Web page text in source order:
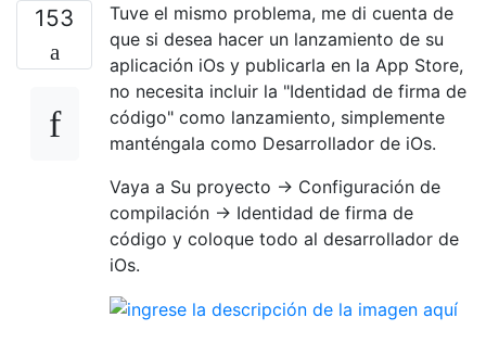
153
Tuve el mismo problema, me di cuenta de
que si desea hacer un lanzamiento de su
aplicación iOs y publicarla en la App Store,
no necesita incluir la "Identidad de firma de
código" como lanzamiento, simplemente
manténgala como Desarrollador de iOs.
Vaya a Su proyecto -> Configuración de
compilación -> Identidad de firma de
código y coloque todo al desarrollador de
iOs.